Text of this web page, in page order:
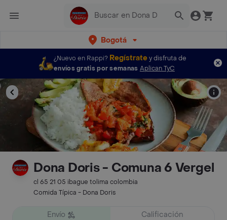
Bogotá
¿Nuevo en Rappi? Regístratey disfruta de
envíos gratis por semanas Aplican TyC
Dona Doris - Comuna 6 Vergel
cl 65 21 05 ibague tolima colombia
Comida Típica - Dona Doris
Envío
Calificación